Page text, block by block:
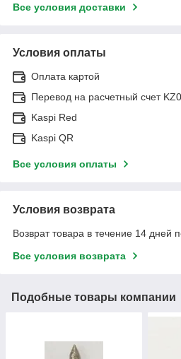
Все условия доставки
Условия оплаты
Оплата картой
Перевод на расчетный счет
Kaspi Red
Kaspi QR
Все условия оплаты
Условия возврата
Возврат товара в течение 14 дней
Все условия возврата
Подобные товары компании